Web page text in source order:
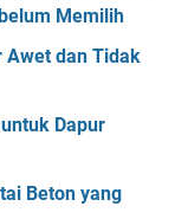
Memilih
Awet dan Tidak
Dapur
Beton yang